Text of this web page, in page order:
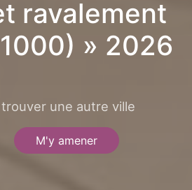
ravalement
» 2026
une autre ville
M'y amener